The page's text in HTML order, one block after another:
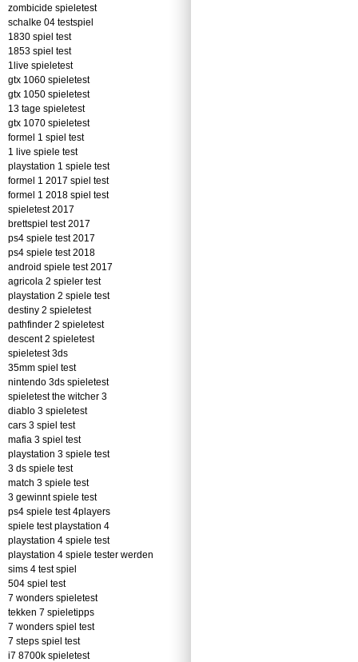
zombicide spieletest
schalke 04 testspiel
1830 spiel test
1853 spiel test
1live spieletest
gtx 1060 spieletest
gtx 1050 spieletest
13 tage spieletest
gtx 1070 spieletest
formel 1 spiel test
1 live spiele test
playstation 1 spiele test
formel 1 2017 spiel test
formel 1 2018 spiel test
spieletest 2017
brettspiel test 2017
ps4 spiele test 2017
ps4 spiele test 2018
android spiele test 2017
agricola 2 spieler test
playstation 2 spiele test
destiny 2 spieletest
pathfinder 2 spieletest
descent 2 spieletest
spieletest 3ds
35mm spiel test
nintendo 3ds spieletest
spieletest the witcher 3
diablo 3 spieletest
cars 3 spiel test
mafia 3 spiel test
playstation 3 spiele test
3 ds spiele test
match 3 spiele test
3 gewinnt spiele test
ps4 spiele test 4players
spiele test playstation 4
playstation 4 spiele test
playstation 4 spiele tester werden
sims 4 test spiel
504 spiel test
7 wonders spieletest
tekken 7 spieletipps
7 wonders spiel test
7 steps spiel test
i7 8700k spieletest